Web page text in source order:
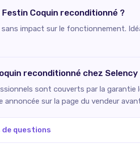
Coquin reconditionné ?
impact sur le fonctionnement.
reconditionné chez Selency
sont couverts par la
annoncée sur la page du vendeur
de questions